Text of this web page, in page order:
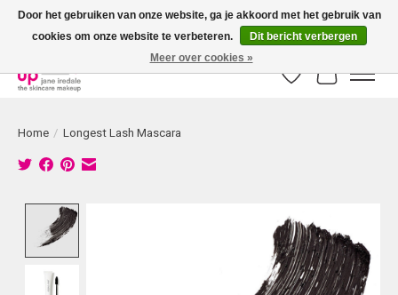
Bestellingen boven € 50,00 worden altijd gratis verzonden!
Verlanglijst
Home / Longest Lash Mascara
Door het gebruiken van onze website, ga je akkoord met het gebruik van
cookies om onze website te verbeteren.
Dit bericht verbergen
Meer over cookies »